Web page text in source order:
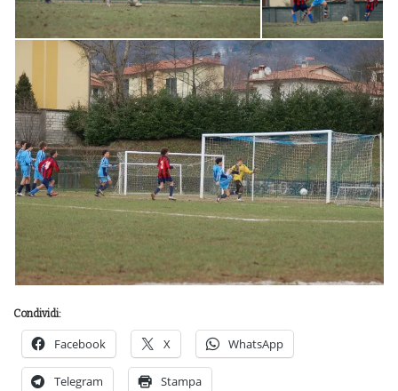
Condividi:
Facebook X WhatsApp
Telegram Stampa